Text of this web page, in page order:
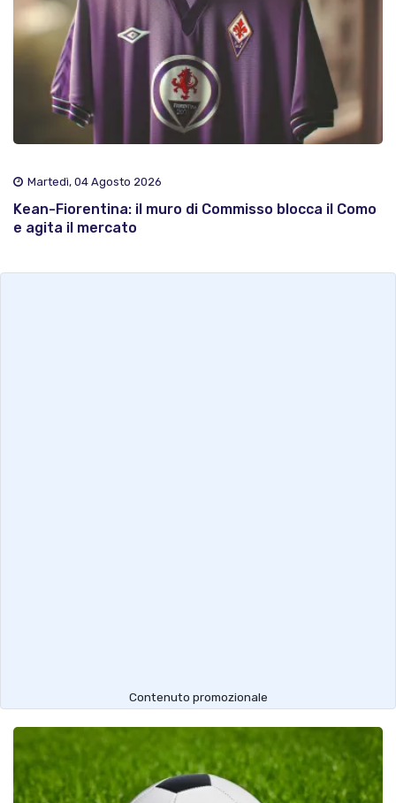
Martedì, 04 Agosto 2026
Kean-Fiorentina: il muro di Commisso blocca il Como
e agita il mercato
Contenuto promozionale